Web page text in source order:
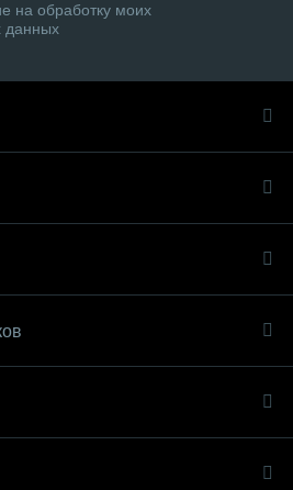
на обработку моих
данных